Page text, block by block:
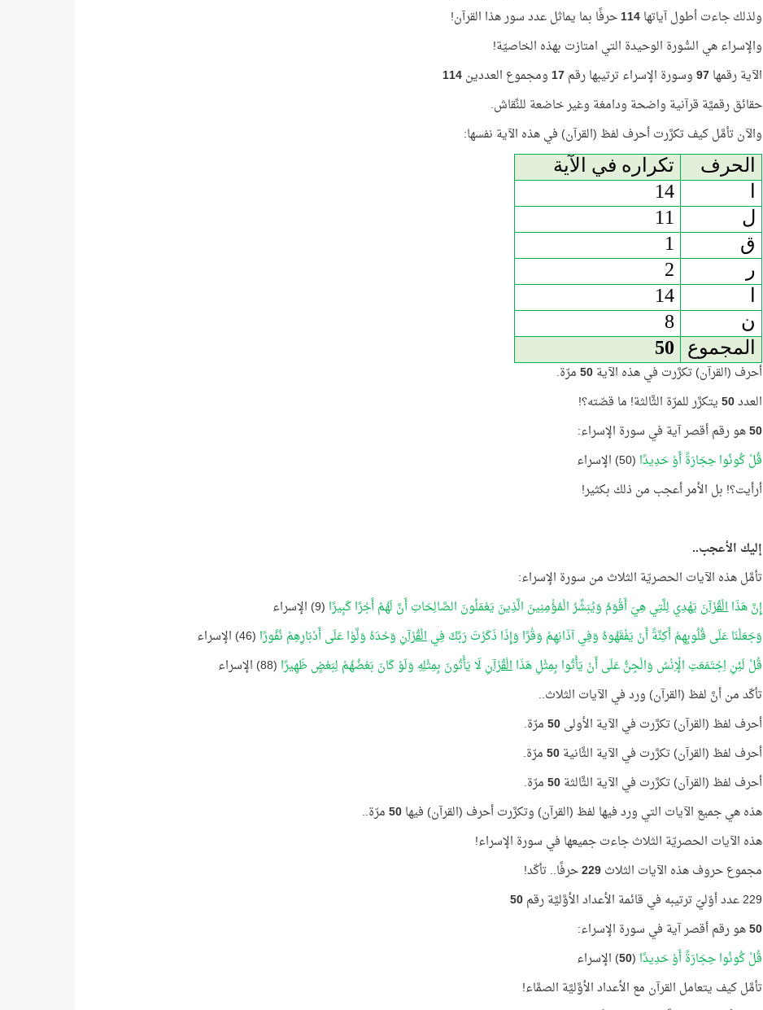
ولذلك جاءت أطول آياتها114حرفًا بما يماثل عدد سور هذا القرآن!
والإسراء هي السُّورة الوحيدة التي امتازت بهذه الخاصيّة!
الآية رقمها97وسورة الإسراء ترتيبها رقم17ومجموع العددين114
حقائق رقميَّة قرآنية واضحة ودامغة وغير خاضعة للنِّقاش.
والآن تأمَّلكيف تكرَّرت أحرف لفظ (القرآن) في هذه الآية نفسها:
الحرف
تكراره في الآية
14
ل
11
ق
1
ر
2
14
ن
8
المجموع
50
أحرف (القرآن) تكرَّرت في هذه الآية50مرّة.
العدد50يتكرَّر للمرّة الثَّالثة! ما قصّته؟!
50هو رقم أقصر آية في سورة الإسراء:
قُلْ كُونُوا حِجَارَةً أَوْ حَدِيدًا (50) الإسراء
أرأيت؟! بل الأمر أعجب من ذلك بكثير!
إليك الأعجب..
تأمَّل هذه الآيات الحصريّة الثلاث من سورة الإسراء:
إِنَّ هَذَاالْقُرْآنَ يَهْدِي لِلَّتِي هِيَ أَقْوَمُ وَيُبَشِّرُ الْمُؤْمِنِينَ الَّذِينَ يَعْمَلُونَ الصَّالِحَاتِ أَنَّ لَهُمْ أَجْرًا كَبِيرًا (9) الإسراء
وَجَعَلْنَا عَلَى قُلُوبِهِمْ أَكِنَّةً أَنْ يَفْقَهُوهُ وَفِي آذَانِهِمْ وَقْرًا وَإِذَا ذَكَرْتَ رَبَّكَ فِيالْقُرْآنِ وَحْدَهُ وَلَّوْا عَلَى أَدْبَارِهِمْ نُفُورًا (46) الإسراء
قُلْ لَئِنِ اِجْتَمَعَتِ الْإِنْسُ وَالْجِنُّ عَلَى أَنْ يَأْتُوا بِمِثْلِ هَذَاالْقُرْآنِ لَا يَأْتُونَ بِمِثْلِهِ وَلَوْ كَانَ بَعْضُهُمْ لِبَعْضٍ ظَهِيرًا (88) الإسراء
تأكّد من أنَّ لفظ (القرآن) ورد في الآيات الثلاث..
أحرف لفظ (القرآن) تكرَّرت في الآية الأولى50مرّة.
أحرف لفظ (القرآن) تكرَّرت في الآية الثَّانية50مرّة.
أحرف لفظ (القرآن) تكرَّرت في الآية الثَّالثة50مرّة.
هذه هي جميع الآيات التي ورد فيها لفظ (القرآن) وتكرَّرت أحرف (القرآن) فيها50مرّة..
هذه الآيات الحصريّة الثلاث جاءت جميعها في سورة الإسراء!
مجموع حروف هذه الآيات الثلاث229حرفًا.. تأكّد!
229 عدد أوّليّ ترتيبه في قائمة الأعداد الأوَّليَّة رقم
50
50هو رقم أقصر آية في سورة الإسراء:
قُلْ كُونُوا حِجَارَةً أَوْ حَدِيدًا (
50) الإسراء
تأمَّل كيف يتعامل القرآن مع الأعداد الأوَّليَّة الصمَّاء!